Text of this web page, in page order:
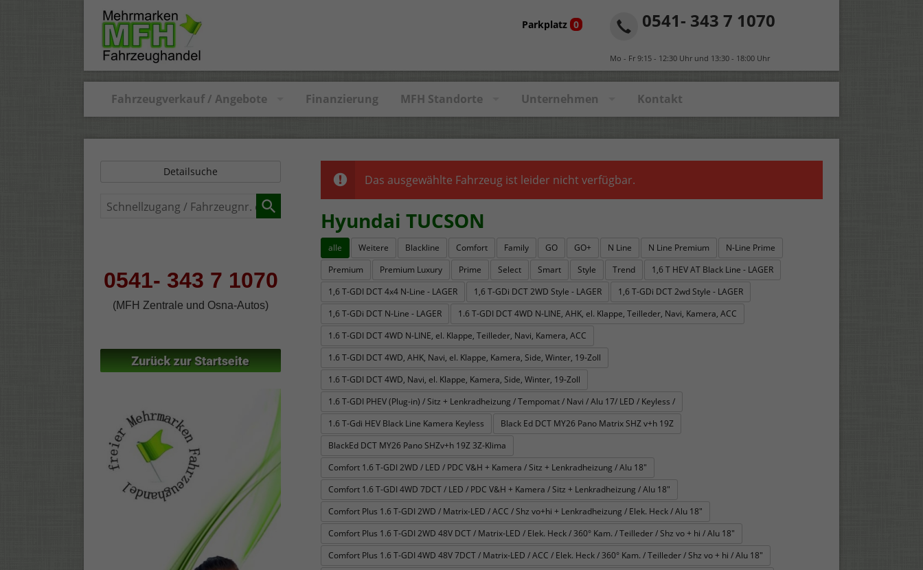
0541- 343 7 1070
Mo - Fr 9:15 - 12:30 Uhr und 13:30 - 18:00 Uhr
Parkplatz 0
Fahrzeugverkauf / Angebote Finanzierung MFH Standorte Unternehmen Kontakt
Das ausgewählte Fahrzeug ist leider nicht verfügbar.
Hyundai TUCSON
alle Weitere Blackline Comfort Family GO GO+ N Line N Line Premium
N-Line Prime
Premium
Premium Luxury Prime Select Smart Style Trend
1,6 T HEV AT Black Line - LAGER
1,6 T-GDI DCT 4x4 N-Line - LAGER
1,6 T-GDi DCT 2WD Style - LAGER
1,6 T-GDi DCT 2wd Style - LAGER
1,6 T-GDi DCT N-Line - LAGER
1.6 T-GDI DCT 4WD N-LINE, AHK, el. Klappe, Teilleder, Navi, Kamera, ACC
1.6 T-GDI DCT 4WD N-LINE, el. Klappe, Teilleder, Navi, Kamera, ACC
1.6 T-GDI DCT 4WD, AHK, Navi, el. Klappe, Kamera, Side, Winter, 19-Zoll
1.6 T-GDI DCT 4WD, Navi, el. Klappe, Kamera, Side, Winter, 19-Zoll
1.6 T-GDI PHEV (Plug-in) / Sitz + Lenkradheizung / Tempomat / Navi / Alu 17/ LED / Keyless /
1.6 T-Gdi HEV Black Line Kamera Keyless
Black Ed DCT MY26 Pano Matrix SHZ v+h 19Z
BlackEd DCT MY26 Pano SHZv+h 19Z 3Z-Klima
Comfort 1.6 T-GDI 2WD / LED / PDC V&H + Kamera / Sitz + Lenkradheizung / Alu 18"
Comfort 1.6 T-GDI 4WD 7DCT / LED / PDC V&H + Kamera / Sitz + Lenkradheizung / Alu 18"
Comfort Plus 1.6 T-GDI 2WD / Matrix-LED / ACC / Shz vo+hi + Lenkradheizung / Elek. Heck / Alu 18"
Comfort Plus 1.6 T-GDI 2WD 48V DCT / Matrix-LED / Elek. Heck / 360° Kam. / Teilleder / Shz vo + hi / Alu 18"
Comfort Plus 1.6 T-GDI 4WD 48V 7DCT / Matrix-LED / ACC / Elek. Heck / 360° Kam. / Teilleder / Shz vo + hi / Alu 18"
Detailsuche
Schnellzugang
0541- 343 7 1070
(MFH Zentrale und Osna-Autos)